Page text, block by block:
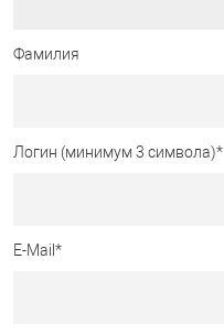
Фамилия
Логин (минимум 3 символа)*
E-Mail *